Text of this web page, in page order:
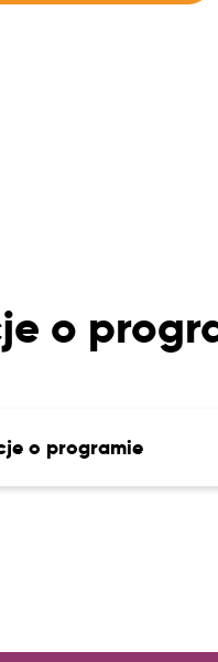
o
o programie